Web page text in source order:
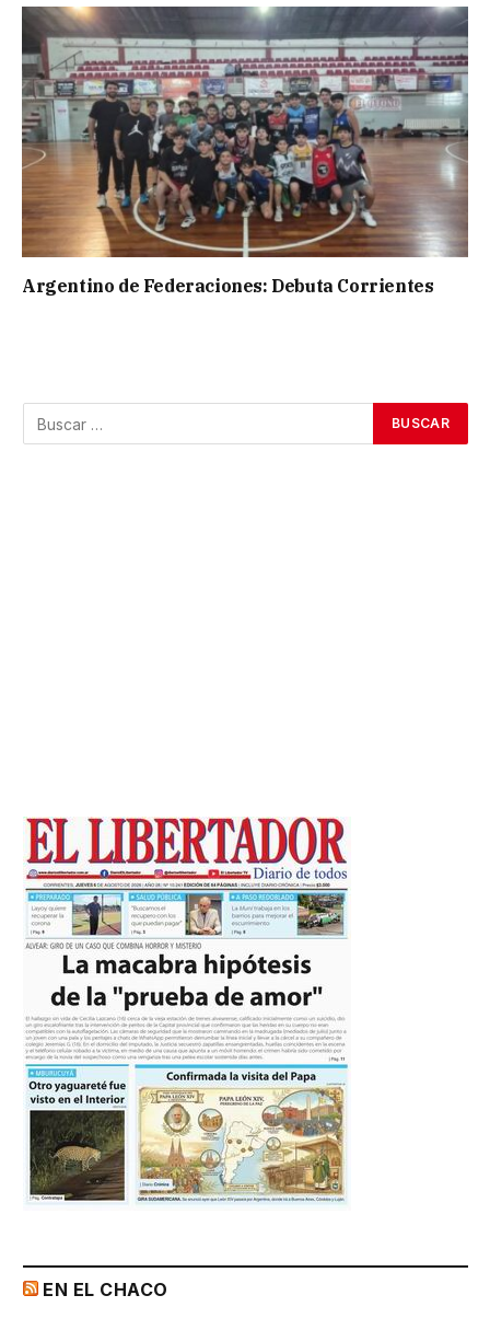
Argentino de Federaciones: Debuta Corrientes
EN EL CHACO